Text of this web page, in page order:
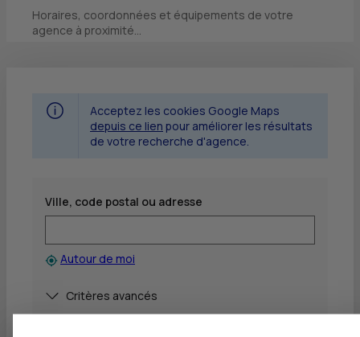
Horaires, coordonnées et équipements de votre
agence à proximité...
Acceptez les cookies Google Maps
depuis ce lien pour améliorer les résultats
de votre recherche d'agence.
Ville, code postal ou adresse
Autour de moi
Afficher
Critères avancés